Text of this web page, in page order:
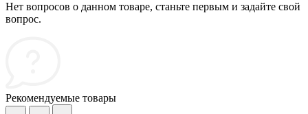
Нет вопросов о данном товаре, станьте первым и задайте свой
вопрос.
Рекомендуемые товары